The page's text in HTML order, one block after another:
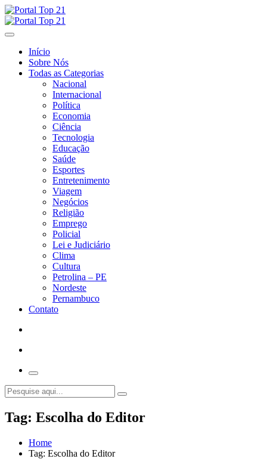
Skip
to
content
Início
Sobre Nós
Todas as Categorias
Nacional
Internacional
Política
Economia
Ciência
Tecnologia
Educação
Saúde
Esportes
Entretenimento
Viagem
Negócios
Religião
Emprego
Policial
Lei e Judiciário
Clima
Cultura
Petrolina – PE
Nordeste
Pernambuco
Contato
Tag: Escolha do Editor
Home
Tag: Escolha do Editor